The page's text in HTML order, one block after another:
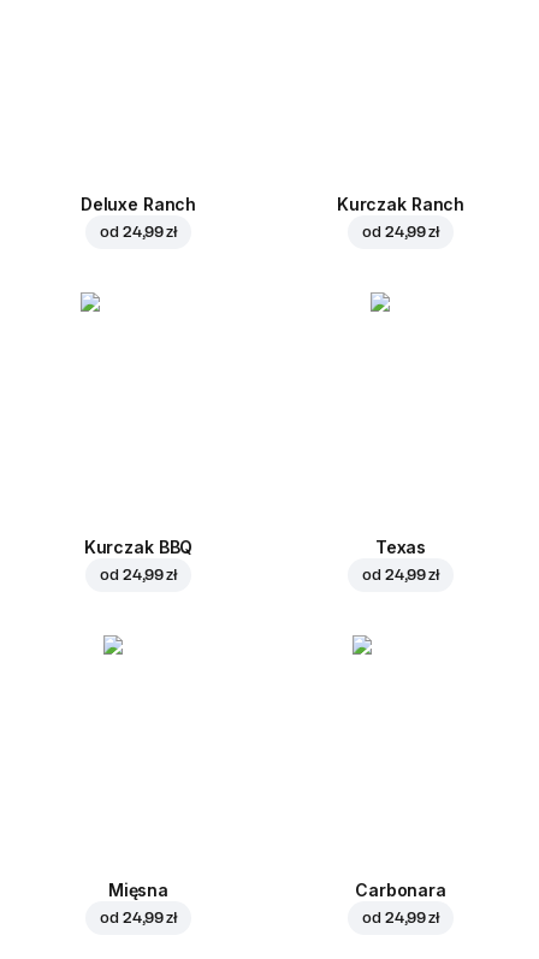
Deluxe Ranch
od 24,99 zł
Kurczak Ranch
od 24,99 zł
Kurczak BBQ
od 24,99 zł
Texas
od 24,99 zł
Mięsna
od 24,99 zł
Carbonara
od 24,99 zł